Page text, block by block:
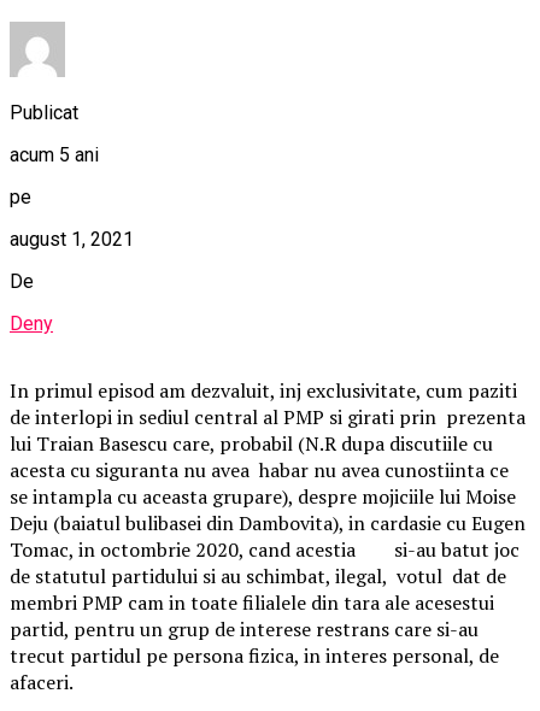
Publicat
acum 5 ani
pe
august 1, 2021
De
Deny
In primul episod am dezvaluit, inj exclusivitate, cum paziti
de interlopi in sediul central al PMP si girati prin prezenta
lui Traian Basescu care, probabil (N.R dupa discutiile cu
acesta cu siguranta nu avea habar nu avea cunostiinta ce
se intampla cu aceasta grupare), despre mojiciile lui Moise
Deju (baiatul bulibasei din Dambovita), in cardasie cu Eugen
Tomac, in octombrie 2020, cand acestia si-au batut joc
de statutul partidului si au schimbat, ilegal, votul dat de
membri PMP cam in toate filialele din tara ale acesestui
partid, pentru un grup de interese restrans care si-au
trecut partidul pe persona fizica, in interes personal, de
afaceri.